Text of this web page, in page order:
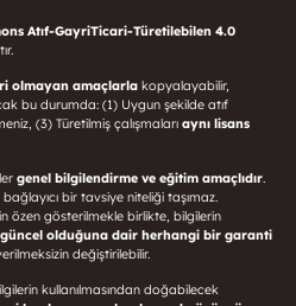
Atıf-GayriTicari-Türetilebilen 4.0
olmayan amaçlarlakopyalayabilir,
bu durumda: (1) Uygun şekilde atıf
(3) Türetilmiş çalışmaları aynı lisans
genel bilgilendirme ve eğitim amaçlıdır.
bir tavsiye niteliği taşımaz.
özen gösterilmekle birlikte, bilgilerin
olduğuna dair herhangi bir garanti
değiştirilebilir.
kullanılmasından doğabilecek